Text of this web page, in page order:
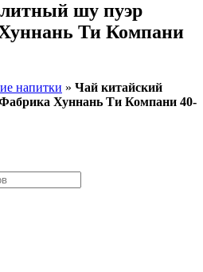
шу пуэр
Ти Компани
напитки » Чай китайский
Хуннань Ти Компани 40-